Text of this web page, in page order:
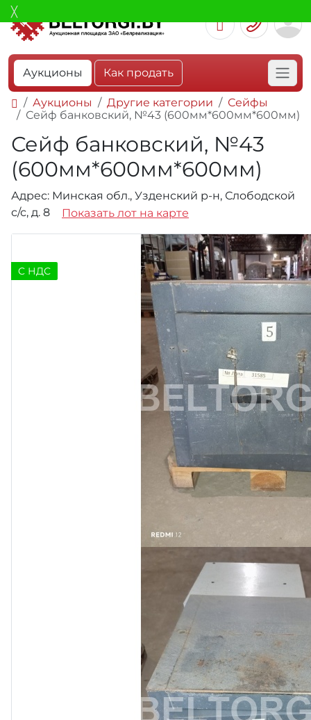
Аукционы Как продать
Аукционы Другие категории
Сейфы
Сейф банковский, №43 (600мм*600мм*600мм)
Сейф банковский, №43
(600мм*600мм*600мм)
Адрес: Минская обл., Узденский р-н, Слободской
с/с, д. 8
Показать лот на карте
C НДС